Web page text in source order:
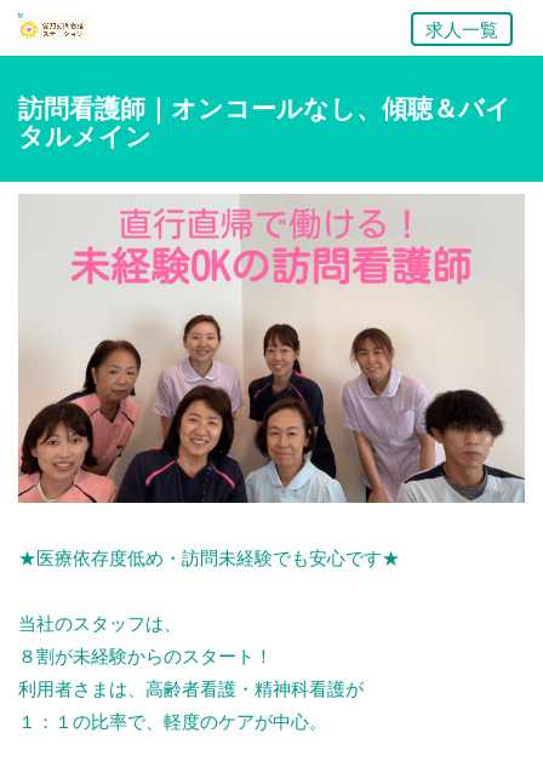
求人一覧
訪問看護師｜オンコールなし、傾聴＆バイ
タルメイン
★医療依存度低め・訪問未経験でも安心です★
当社のスタッフは、
８割が未経験からのスタート！
利用者さまは、高齢者看護・精神科看護が
１：１の比率で、軽度のケアが中心。